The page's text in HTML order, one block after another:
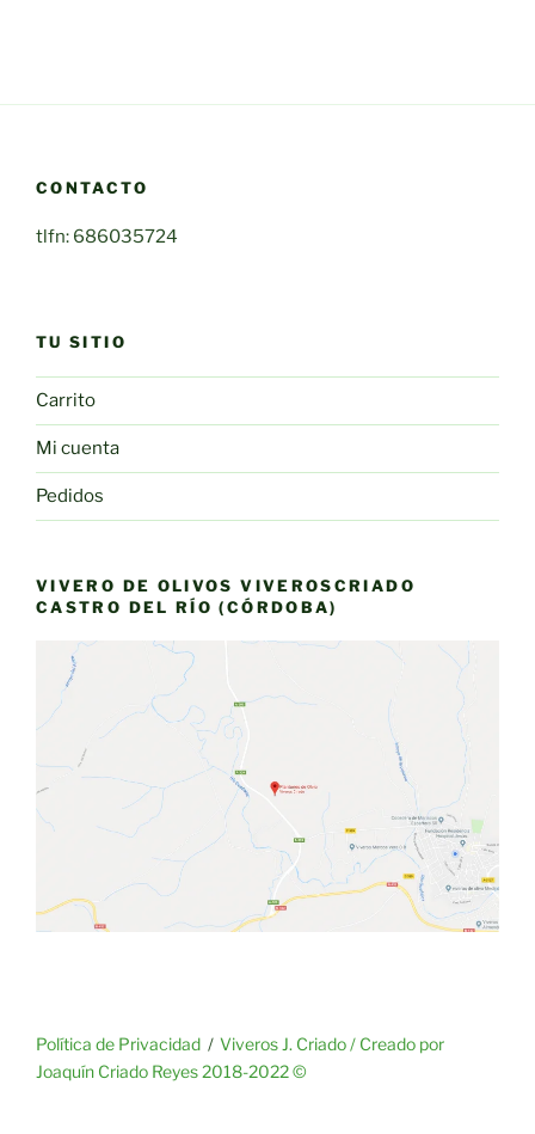
CONTACTO
tlfn: 686035724
TU SITIO
Carrito
Mi cuenta
Pedidos
VIVERO DE OLIVOS VIVEROSCRIADO
CASTRO DEL RÍO (CÓRDOBA)
Política de Privacidad
Viveros J. Criado / Creado por
Joaquín Criado Reyes 2018-2022 ©